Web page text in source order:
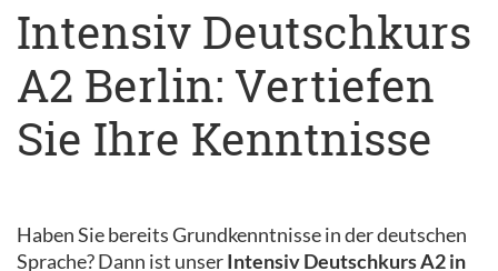
Intensiv Deutschkurs
A2 Berlin: Vertiefen
Sie Ihre Kenntnisse
Haben Sie bereits Grundkenntnisse in der deutschen
Sprache? Dann ist unserIntensiv Deutschkurs A2 in